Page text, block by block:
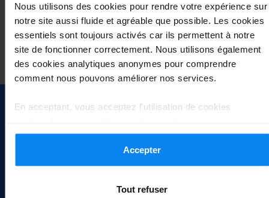
Nous utilisons des cookies pour rendre votre expérience sur
notre site aussi fluide et agréable que possible. Les cookies
essentiels sont toujours activés car ils permettent à notre
site de fonctionner correctement. Nous utilisons également
des cookies analytiques anonymes pour comprendre
comment nous pouvons améliorer nos services.
En acceptant, vous acceptez l'utilisation de cookies
vous pouvez modifier vos paramètres à tout moment. Pour
plus de détails, consultez notrePolitique de confidentialité
Accepter
Tout refuser
les services offerts à l'heure actuelle par notre
fournisseur. Nous nous servons également des
commentaires négatifs que nous recevons afin
d'améliorer les services que nous proposons à nos
clients.
Parking Aéroport Charleroi